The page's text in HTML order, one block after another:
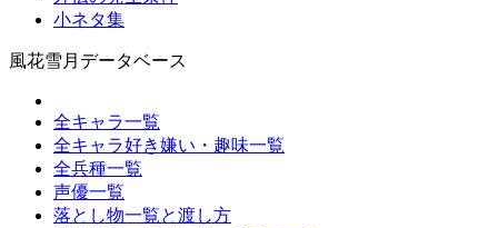
小ネタ集
風花雪月データベース
全キャラ一覧
全キャラ好き嫌い・趣味一覧
全兵種一覧
声優一覧
落とし物一覧と渡し方